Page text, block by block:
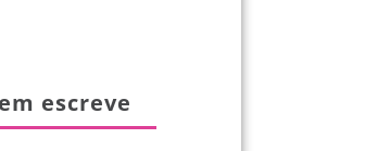
escreve